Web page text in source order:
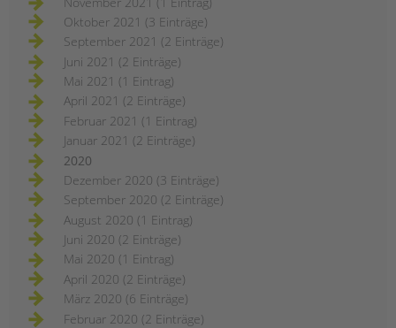
Oktober 2021 (3 Einträge)
September 2021 (2 Einträge)
Juni 2021 (2 Einträge)
Mai 2021 (1 Eintrag)
April 2021 (2 Einträge)
Februar 2021 (1 Eintrag)
Januar 2021 (2 Einträge)
2020
Dezember 2020 (3 Einträge)
September 2020 (2 Einträge)
August 2020 (1 Eintrag)
Juni 2020 (2 Einträge)
Mai 2020 (1 Eintrag)
April 2020 (2 Einträge)
März 2020 (6 Einträge)
Februar 2020 (2 Einträge)